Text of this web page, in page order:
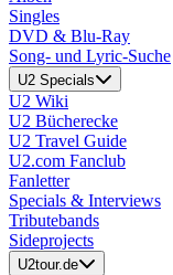
Singles
DVD & Blu-Ray
Song- und Lyric-Suche
U2 Specials
U2 Wiki
U2 Bücherecke
U2 Travel Guide
U2.com Fanclub
Fanletter
Specials & Interviews
Tributebands
Sideprojects
U2tour.de